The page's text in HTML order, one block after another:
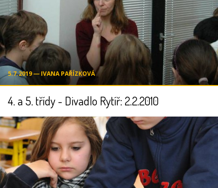
5.7.2019 ― IVANA PAŘÍZKOVÁ
4. a 5. třídy - Divadlo Rytíř: 2.2.2010